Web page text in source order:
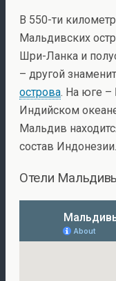
В 550-ти
Мальдивских
Шри-Ланка и
– другой
острова. На юге –
Индийском
Мальдив
состав Индонезии.
Отели